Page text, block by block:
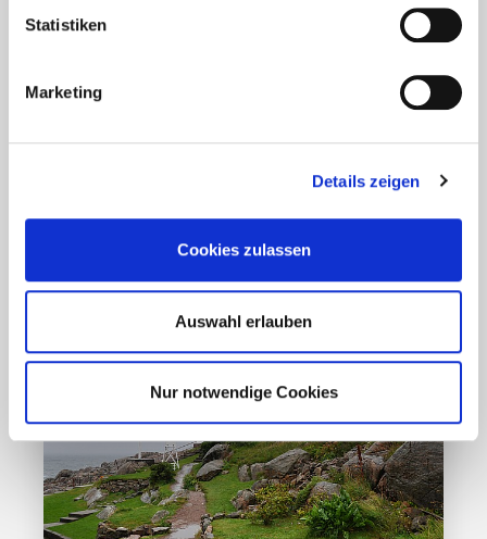
Statistiken
Marketing
Details zeigen
Cookies zulassen
Auswahl erlauben
Nur notwendige Cookies
Aktuelles - Nyheter
Ansteckungsgefahren aus dem
Osten?
17. März 2020